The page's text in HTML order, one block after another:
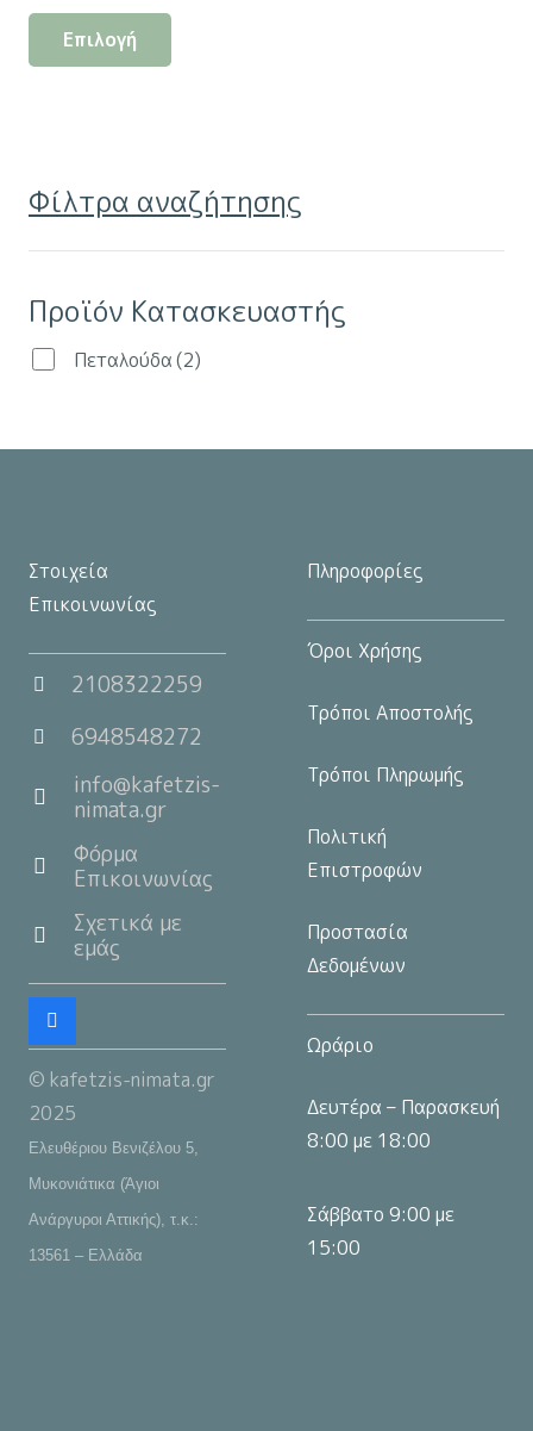
σελίδα
του
προϊόντος
Επιλογή
Οι
επιλογές
να
επιλεγούν
του
Φίλτρα αναζήτησης
Προϊόν Κατασκευαστής
Πεταλούδα(2)
Στοιχεία
Επικοινωνίας
2108322259
6948548272
info@kafetzis-
nimata.gr
Φόρμα
Επικοινωνίας
Σχετικά με
εμάς
© kafetzis-nimata.gr
2025
Ελευθέριου Βενιζέλου 5,
Μυκονιάτικα (Άγιοι
Ανάργυροι Αττικής), τ.κ.:
13561 – Ελλάδα
Πληροφορίες
Όροι Χρήσης
Τρόποι Αποστολής
Τρόποι Πληρωμής
Πολιτική
Επιστροφών
Προστασία
Δεδομένων
Ωράριο
Δευτέρα – Παρασκευή
8:00 με 18:00
Σάββατο 9:00 με
15:00